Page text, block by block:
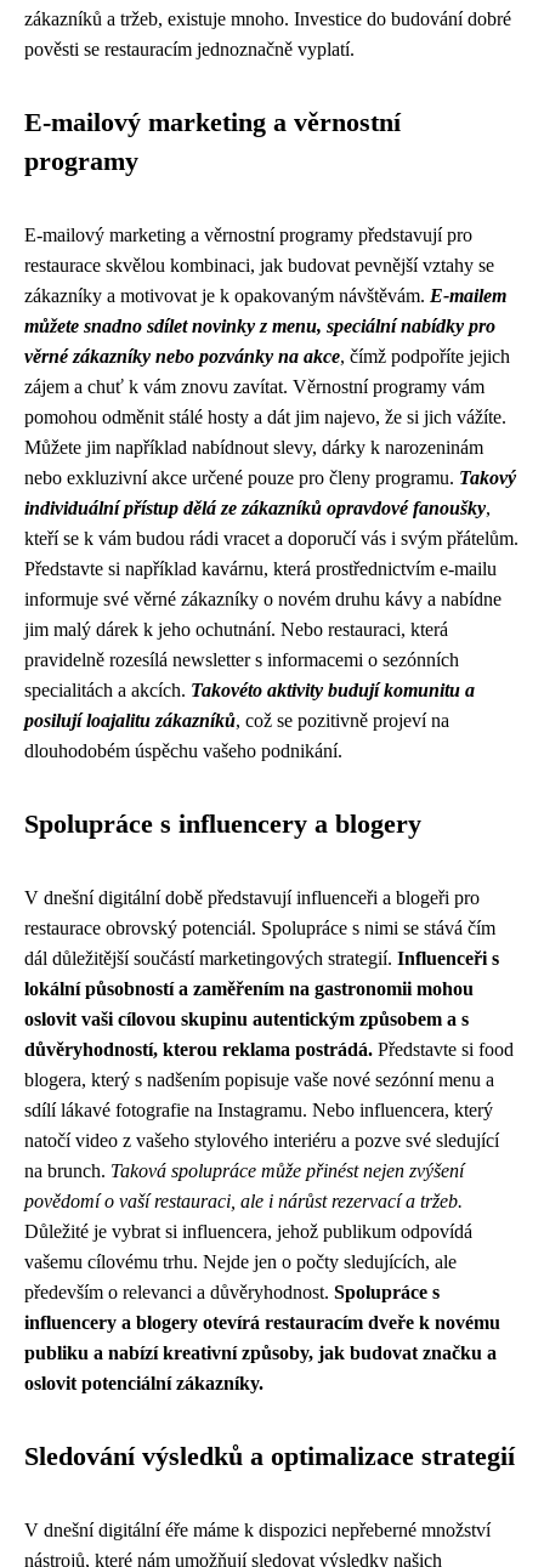
zákazníků a tržeb, existuje mnoho. Investice do budování dobré
pověsti se restauracím jednoznačně vyplatí.
E-mailový marketing a věrnostní
programy
E-mailový marketing a věrnostní programy představují pro
restaurace skvělou kombinaci, jak budovat pevnější vztahy se
zákazníky a motivovat je k opakovaným návštěvám. E-mailem
můžete snadno sdílet novinky z menu, speciální nabídky pro
věrné zákazníky nebo pozvánky na akce, čímž podpoříte jejich
zájem a chuť k vám znovu zavítat. Věrnostní programy vám
pomohou odměnit stálé hosty a dát jim najevo, že si jich vážíte.
Můžete jim například nabídnout slevy, dárky k narozeninám
nebo exkluzivní akce určené pouze pro členy programu. Takový
individuální přístup dělá ze zákazníků opravdové fanoušky,
kteří se k vám budou rádi vracet a doporučí vás i svým přátelům.
Představte si například kavárnu, která prostřednictvím e-mailu
informuje své věrné zákazníky o novém druhu kávy a nabídne
jim malý dárek k jeho ochutnání. Nebo restauraci, která
pravidelně rozesílá newsletter s informacemi o sezónních
specialitách a akcích. Takovéto aktivity budují komunitu a
posilují loajalitu zákazníků, což se pozitivně projeví na
dlouhodobém úspěchu vašeho podnikání.
Spolupráce s influencery a blogery
V dnešní digitální době představují influenceři a blogeři pro
restaurace obrovský potenciál. Spolupráce s nimi se stává čím
dál důležitější součástí marketingových strategií. Influenceři s
lokální působností a zaměřením na gastronomii mohou
oslovit vaši cílovou skupinu autentickým způsobem a s
důvěryhodností, kterou reklama postrádá. Představte si food
blogera, který s nadšením popisuje vaše nové sezónní menu a
sdílí lákavé fotografie na Instagramu. Nebo influencera, který
natočí video z vašeho stylového interiéru a pozve své sledující
na brunch. Taková spolupráce může přinést nejen zvýšení
povědomí o vaší restauraci, ale i nárůst rezervací a tržeb.
Důležité je vybrat si influencera, jehož publikum odpovídá
vašemu cílovému trhu. Nejde jen o počty sledujících, ale
především o relevanci a důvěryhodnost. Spolupráce s
influencery a blogery otevírá restauracím dveře k novému
publiku a nabízí kreativní způsoby, jak budovat značku a
oslovit potenciální zákazníky.
Sledování výsledků a optimalizace strategií
V dnešní digitální éře máme k dispozici nepřeberné množství
nástrojů, které nám umožňují sledovat výsledky našich